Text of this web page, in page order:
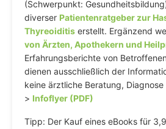
(Schwerpunkt:
diverser Patientenratgeber zur
Thyreoiditis erstellt. Ergänzend
von Ärzten, Apothekern und
Erfahrungsberichte von
dienen ausschließlich der
keine ärztliche Beratung,
> Infoflyer (PDF)
Tipp: Der Kauf eines eBooks für